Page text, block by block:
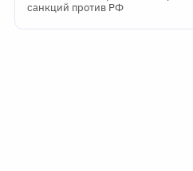
санкций против РФ